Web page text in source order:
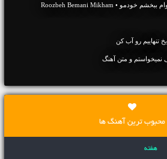
دانلود آهنگ روزبه بمانی میخوام ببخشم خودمو • Roozbeh Bemani Mikham
تنهاییم رو آب کن
نمیخواستم و متن آهنگ
محبوب ترین آهنگ ها
هفته